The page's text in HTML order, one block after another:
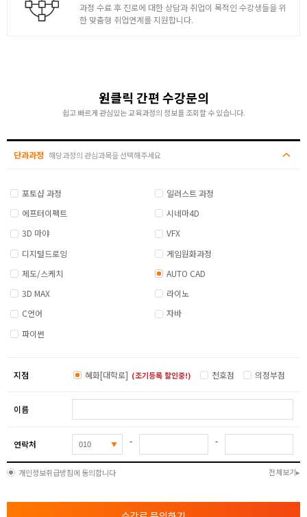
과정 수료 후 진로에 대한 상담과 취업이 목적인 수강생들을 위
한 맞춤형 취업연계를 지원합니다.
원클릭 간편 수강문의
쉽고 빠르게 관심있는 교육과정의 정보를 조회할 수 있습니다.
단과과정 해당과정의 관심과목을 선택해주세요
포토샵 과정
일러스트 과정
에프터이펙트
시네마4D
3D 마야
VFX
디지털드로잉
게임원화과정
제도/스케치
AUTO CAD
3D MAX
라이노
C언어
자바
파이썬
지점 혜화[대학로] (조기등록 할인중!) 천호점 의정부점
이름
연락처 - -
개인정보취급방침에 동의합니다 전체보기